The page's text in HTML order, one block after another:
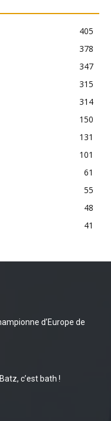
405
378
347
315
314
150
131
101
61
55
48
41
d’Europe de
c’est bath !